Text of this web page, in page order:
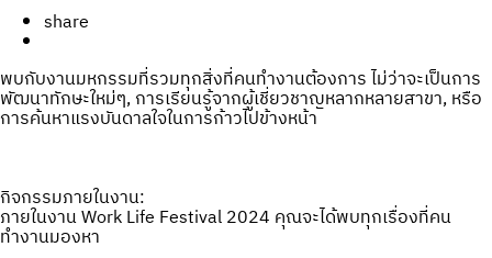
share
พบกับงานมหกรรมที่รวมทุกสิ่งที่คนทำงานต้องการ ไม่ว่าจะเป็นการ
พัฒนาทักษะใหม่ๆ, การเรียนรู้จากผู้เชี่ยวชาญหลากหลายสาขา, หรือ
การค้นหาแรงบันดาลใจในการก้าวไปข้างหน้า
กิจกรรมภายในงาน:
ภายในงาน Work Life Festival 2024 คุณจะได้พบทุกเรื่องที่คน
ทำงานมองหา